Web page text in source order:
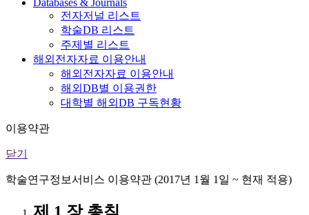
전자저널 리스트
학술DB 리스트
주제별 리스트
해외전자자료 이용안내
해외전자자료 이용안내
해외DB별 이용권한
대학별 해외DB 구독현황
이용약관
닫기
학술연구정보서비스 이용약관 (2017년 1월 1일 ~ 현재 적용)